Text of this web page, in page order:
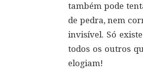
também pode
de pedra, nem
invisível. Só
todos os outros
elogiam!